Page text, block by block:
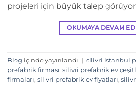
projeleri için büyük talep görüyor.
OKUMAYA DEVAM
Blog içinde yayınlandı | silivri istanbul
prefabrik firması, silivri prefabrik ev
firmaları, silivri prefabrik ev fiyatları,